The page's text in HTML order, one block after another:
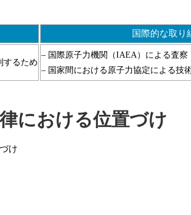
国際的な取り
するため
– 国際原子力機関（IAEA）による査察
– 国家間における原子力協定による技
における位置づけ